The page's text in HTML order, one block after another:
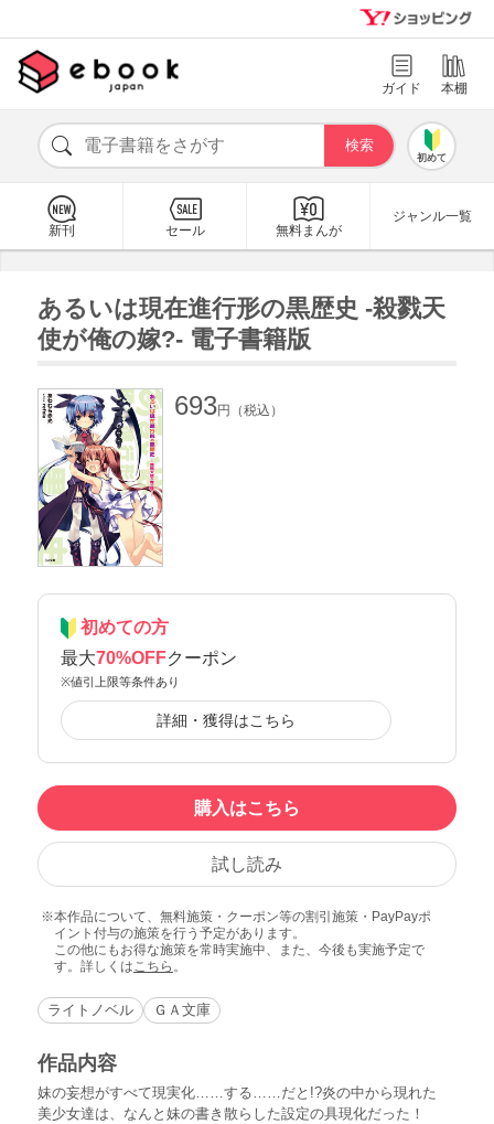
ガイド 本棚
初めて
新刊 セール 無料まんが
ジャンル一覧
あるいは現在進行形の黒歴史 -殺戮天
使が俺の嫁?- 電子書籍版
693円（税込）
初めての方
最大70%OFFクーポン
※値引上限等条件あり
詳細・獲得はこちら
購入はこちら
試し読み
本作品について、無料施策・クーポン等の割引施策・PayPayポ
イント付与の施策を行う予定があります。
この他にもお得な施策を常時実施中、また、今後も実施予定で
す。詳しくはこちら 。
ライトノベル ＧＡ文庫
作品内容
妹の妄想がすべて現実化……する……だと!?炎の中から現れた
美少女達は、なんと妹の書き散らした設定の具現化だった！